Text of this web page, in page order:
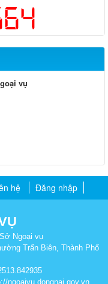
vụ
hệ Đăng nhập
Ngoại vụ
Trấn Biên, Thành Phố
ngoaivu.dongnai.gov.vn